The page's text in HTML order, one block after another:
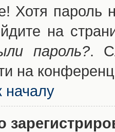
Хотя пароль
на
пароль?.
на
началу